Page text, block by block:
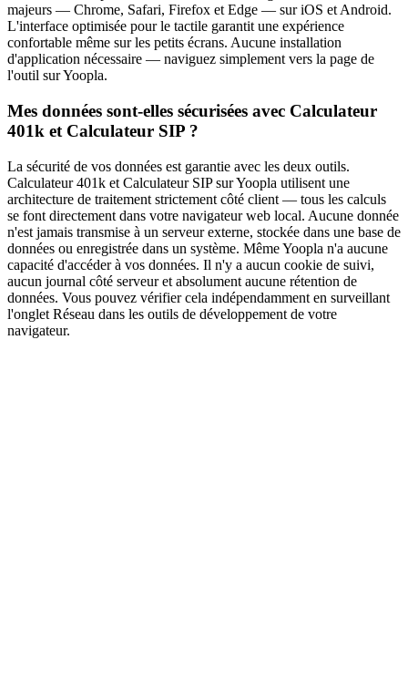
majeurs — Chrome, Safari, Firefox et Edge — sur iOS et Android.
L'interface optimisée pour le tactile garantit une expérience
confortable même sur les petits écrans. Aucune installation
d'application nécessaire — naviguez simplement vers la page de
l'outil sur Yoopla.
Mes données sont-elles sécurisées avec Calculateur
401k et Calculateur SIP ?
La sécurité de vos données est garantie avec les deux outils.
Calculateur 401k et Calculateur SIP sur Yoopla utilisent une
architecture de traitement strictement côté client — tous les calculs
se font directement dans votre navigateur web local. Aucune donnée
n'est jamais transmise à un serveur externe, stockée dans une base de
données ou enregistrée dans un système. Même Yoopla n'a aucune
capacité d'accéder à vos données. Il n'y a aucun cookie de suivi,
aucun journal côté serveur et absolument aucune rétention de
données. Vous pouvez vérifier cela indépendamment en surveillant
l'onglet Réseau dans les outils de développement de votre
navigateur.